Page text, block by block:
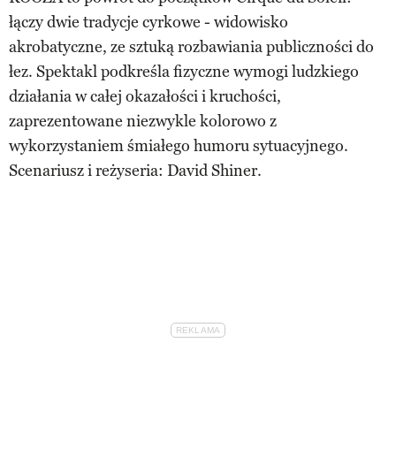
łączy dwie tradycje cyrkowe - widowisko
akrobatyczne, ze sztuką rozbawiania publiczności do
łez. Spektakl podkreśla fizyczne wymogi ludzkiego
działania w całej okazałości i kruchości,
zaprezentowane niezwykle kolorowo z
wykorzystaniem śmiałego humoru sytuacyjnego.
Scenariusz i reżyseria: David Shiner.